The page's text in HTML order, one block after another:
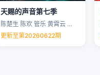
天赐的声音第七季
陈楚生 陈欢 管乐 黄霄云 …
更新至第20260622期